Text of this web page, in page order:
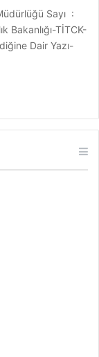
Sayı :
Bakanlığı-TİTCK-
Dair Yazı-